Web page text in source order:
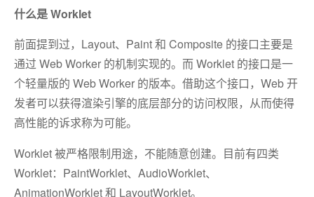
什么是 Worklet
前面提到过，Layout、Paint 和 Composite 的接口主要是
通过 Web Worker 的机制实现的。而 Worklet 的接口是一
个轻量版的 Web Worker 的版本。借助这个接口，Web 开
发者可以获得渲染引擎的底层部分的访问权限，从而使得
高性能的诉求称为可能。
Worklet 被严格限制用途，不能随意创建。目前有四类
Worklet：PaintWorklet、AudioWorklet、
AnimationWorklet 和 LayoutWorklet。